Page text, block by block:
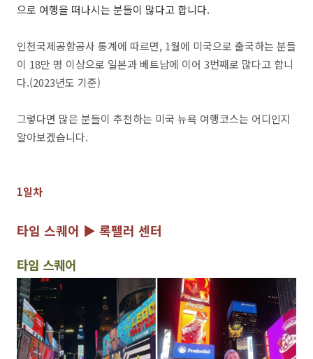
으로 여행을 떠나시는 분들이 많다고 합니다.
인천국제공항공사 통계에 따르면, 1월에 미국으로 출국하는 분들
이 18만 명 이상으로 일본과 베트남에 이어 3번째로 많다고 합니
다.(2023년도 기준)
그렇다면 많은 분들이 추천하는 미국 뉴욕 여행코스는 어디인지
알아보겠습니다.
1일차
타임 스퀘어 ▶ 록펠러 센터
타임 스퀘어